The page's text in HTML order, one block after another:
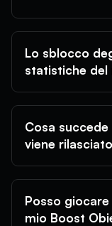
Lo sblocco
statistiche del
Cosa
viene
Posso
mio Boost